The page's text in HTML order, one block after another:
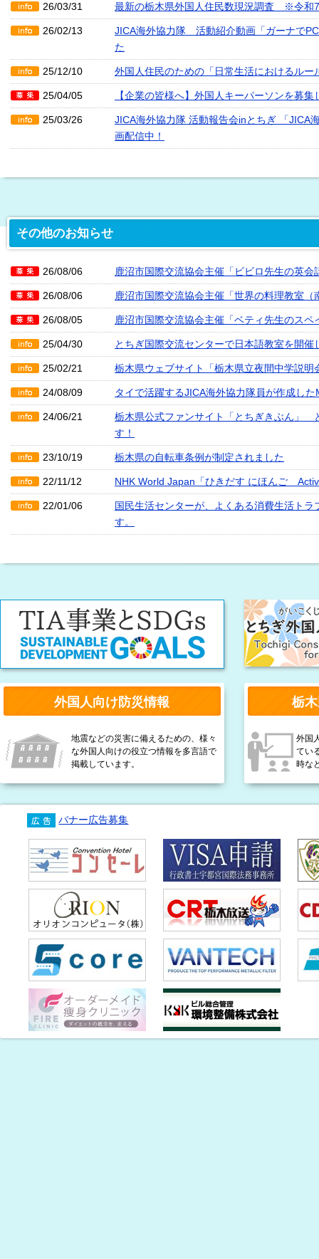
26/03/31 最新の栃木県外国人住民数現況調査 ※令和
26/02/13
JICA海外協力隊 活動紹介動画「ガーナで
た
25/12/10 外国人住民のための「日常生活におけるル
25/04/05 【企業の皆様へ】外国人キーパーソンを募集
25/03/26
JICA海外協力隊 活動報告会inとちぎ 「
画配信中！
その他のお知らせ
26/08/06 鹿沼市国際交流協会主催「ビビロ先生の英会
26/08/06 鹿沼市国際交流協会主催「世界の料理教室（
26/08/05 鹿沼市国際交流協会主催「ベティ先生のス
25/04/30 とちぎ国際交流センターで日本語教室を開
25/02/21 栃木県ウェブサイト「栃木県立夜間中学説明
24/08/09 タイで活躍するJICA海外協力隊員が作成し
24/06/21
栃木県公式ファンサイト「とちぎきぶん」
す！
23/10/19 栃木県の自転車条例が制定されました
22/11/12 NHK World Japan「ひきだす にほんご
22/01/06
国民生活センターが、よくある消費生活ト
す。
外国人向け防災情報
地震などの災害に備えるための、様々
な外国人向けの役立つ情報を多言語で
掲載しています。
栃
外国
てい
時な
バナー広告募集